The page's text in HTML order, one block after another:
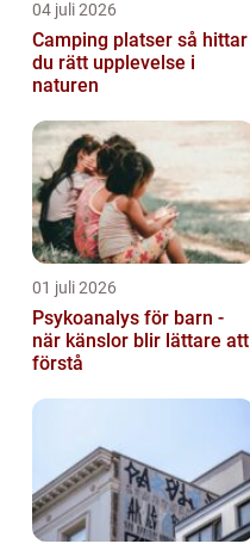
04 juli 2026
Camping platser så hittar
du rätt upplevelse i
naturen
01 juli 2026
Psykoanalys för barn -
när känslor blir lättare att
förstå